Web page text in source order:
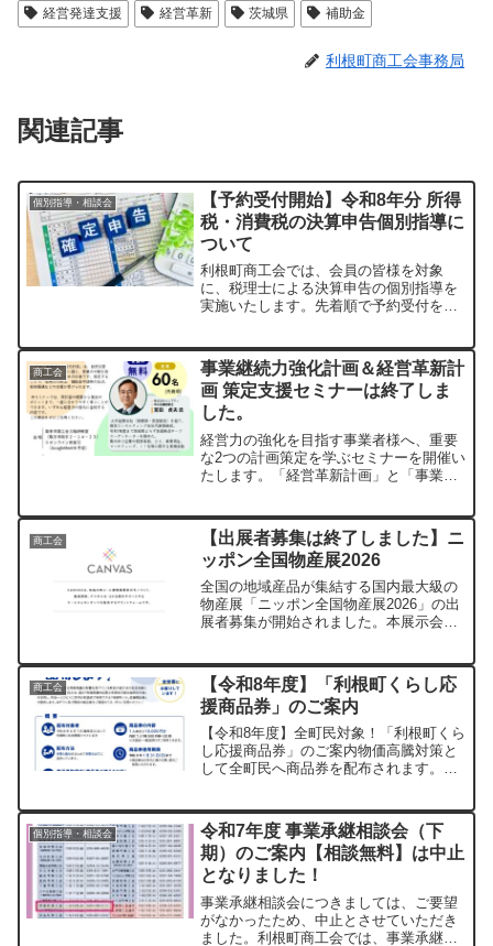
経営発達支援
経営革新 茨城県 補助金
利根町商工会事務局
関連記事
個別指導・相談会
【予約受付開始】令和8年分 所得
税・消費税の決算申告個別指導に
ついて
利根町商工会では、会員の皆様を対象
に、税理士による決算申告の個別指導を
実施いたします。先着順で予約受付を開
士以下の日程で実施いたします（各日6
枠、完全予約制）。実施日担...
商工会
事業継続力強化計画＆経営革新計
画 策定支援セミナーは終了しま
した。
経営力の強化を目指す事業者様へ、重要
な2つの計画策定を学ぶセミナーを開催い
たします。「経営革新計画」と「事業継
社の経営基盤を強固にし、未来の成長を
確実なものにするため...
商工会
【出展者募集は終了しました】ニ
ッポン全国物産展2026
全国の地域産品が集結する国内最大級の
物産展「ニッポン全国物産展2026」の出
展者募集が開始されました。本展示会
接商品をPRできる絶好の機会です。利根
町商工会では、経営発...
商工会
【令和8年度】「利根町くらし応
援商品券」のご案内
【令和8年度】全町民対象！「利根町くら
し応援商品券」のご案内物価高騰対策と
して全町民へ商品券を配布されます。利
経済の活性化を図るため、「利根町くら
し応援商品券」事業を実...
個別指導・相談会
令和7年度 事業承継相談会（下
期）のご案内【相談無料】は中止
となりました！
事業承継相談会につきましては、ご要望
がなかったため、中止とさせていただき
ました。利根町商工会では、事業承継に